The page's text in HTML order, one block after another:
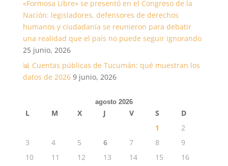
«Formosa Libre» se presentó en el Congreso de la
Nación: legisladores, defensores de derechos
humanos y ciudadanía se reunieron para debatir
una realidad que el país no puede seguir ignorando
25 junio, 2026
📊 Cuentas públicas de Tucumán: qué muestran los
datos de 2026 9 junio, 2026
agosto 2026
L M X J V S
D
1
2
3
4 5 6 7 8
9
10
11 12 13 14 15
16